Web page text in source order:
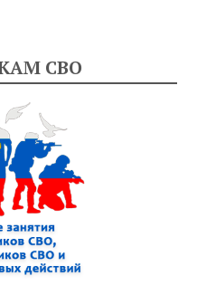
СВО